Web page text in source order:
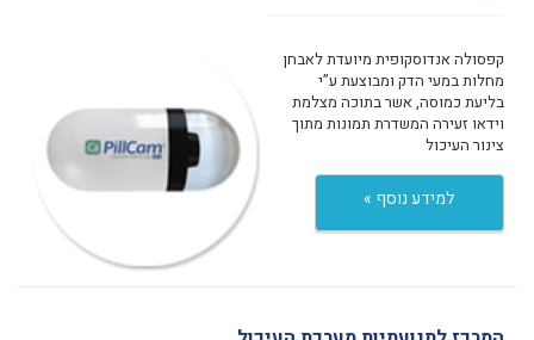
קפסולה אנדוסקופית מיועדת לאבחן
מחלות במעי הדק ומבוצעת ע”י
בליעת כמוסה, אשר בתוכה מצלמת
וידאו זעירה המשדרת תמונות מתוך
צינור העיכול
למידע נוסף »